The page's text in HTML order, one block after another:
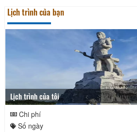
Lịch trình của bạn
Lịch trình của tôi
Chi phí
Số ngày